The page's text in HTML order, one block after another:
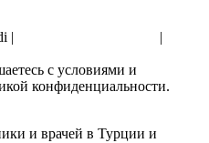
|
|
с условиями и
конфиденциальности.
и врачей в Турции и